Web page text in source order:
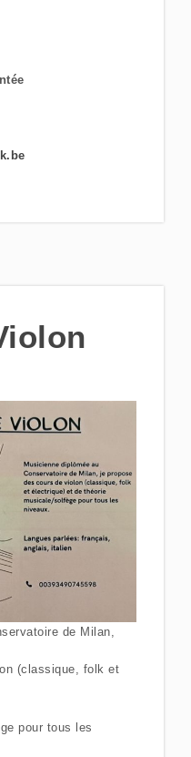
de Milan,
(classique, folk et
pour tous les